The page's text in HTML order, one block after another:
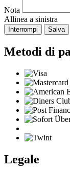
Nota
Allinea a sinistra
Interrompi Salva
Metodi di
Legale